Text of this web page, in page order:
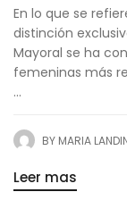
En lo que se
distinción
Mayoral se ha
femeninas más
...
BY MARIA
Leer mas